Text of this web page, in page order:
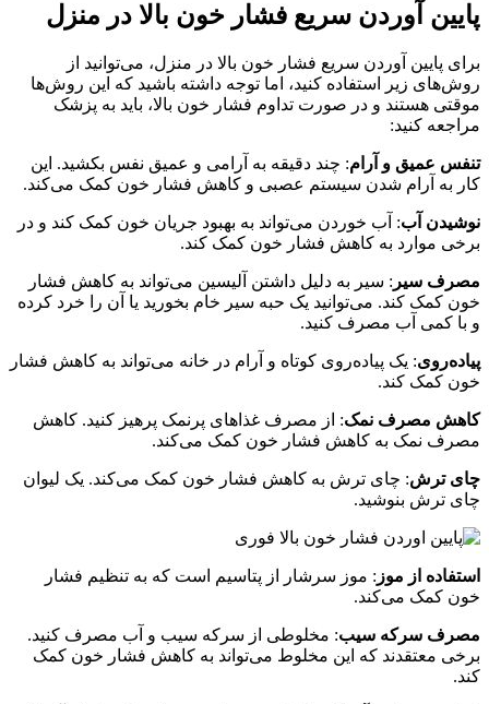
پایین آوردن سریع فشار خون بالا در منزل
برای پایین آوردن سریع فشار خون بالا در منزل، می‌توانید از
روش‌های زیر استفاده کنید، اما توجه داشته باشید که این روش‌ها
موقتی هستند و در صورت تداوم فشار خون بالا، باید به پزشک
مراجعه کنید:
تنفس عمیق و آرام: چند دقیقه به آرامی و عمیق نفس بکشید. این
کار به آرام شدن سیستم عصبی و کاهش فشار خون کمک می‌کند.
نوشیدن آب: آب خوردن می‌تواند به بهبود جریان خون کمک کند و در
برخی موارد به کاهش فشار خون کمک کند.
مصرف سیر : سیر به دلیل داشتن آلیسین می‌تواند به کاهش فشار
خون کمک کند. می‌توانید یک حبه سیر خام بخورید یا آن را خرد کرده
و با کمی آب مصرف کنید.
پیاده‌روی: یک پیاده‌روی کوتاه و آرام در خانه می‌تواند به کاهش فشار
خون کمک کند.
کاهش مصرف نمک: از مصرف غذاهای پرنمک پرهیز کنید. کاهش
مصرف نمک به کاهش فشار خون کمک می‌کند.
چای ترش: چای ترش به کاهش فشار خون کمک می‌کند. یک لیوان
چای ترش بنوشید.
استفاده از موز : موز سرشار از پتاسیم است که به تنظیم فشار
خون کمک می‌کند.
مصرف سرکه سیب: مخلوطی از سرکه سیب و آب مصرف کنید.
برخی معتقدند که این مخلوط می‌تواند به کاهش فشار خون کمک
کند.